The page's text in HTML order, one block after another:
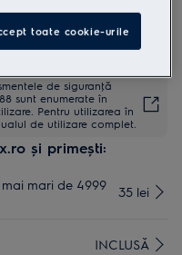
de siguranţă
sunt enumerate în
Pentru utilizarea în
de utilizare complet.
și primești:
mari de 4999
35 lei
INCLUSĂ
toate cookie-urile